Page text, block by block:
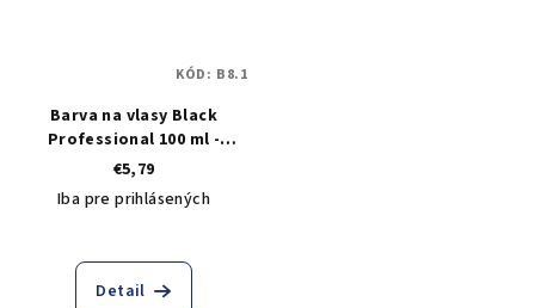
Barva na vlasy Black
Professional 100 ml -
odstín 8.1 popelavý světlý
blond
€5,79
Iba pre prihlásených
Detail
KÓD: B8.1